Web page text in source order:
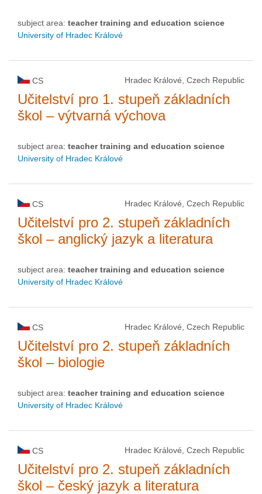
subject area: teacher training and education science
University of Hradec Králové
CS Hradec Králové, Czech Republic
Učitelství pro 1. stupeň základních
škol – výtvarná výchova
subject area: teacher training and education science
University of Hradec Králové
CS Hradec Králové, Czech Republic
Učitelství pro 2. stupeň základních
škol – anglický jazyk a literatura
subject area: teacher training and education science
University of Hradec Králové
CS Hradec Králové, Czech Republic
Učitelství pro 2. stupeň základních
škol – biologie
subject area: teacher training and education science
University of Hradec Králové
CS Hradec Králové, Czech Republic
Učitelství pro 2. stupeň základních
škol – český jazyk a literatura